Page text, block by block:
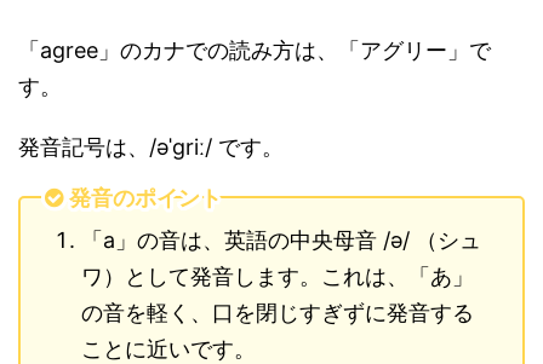
「agree」のカナでの読み方は、「アグリー」で
す。
発音記号は、/əˈɡriː/ です。
発音のポイント
「a」の音は、英語の中央母音 /ə/ （シュ
ワ）として発音します。これは、「あ」
の音を軽く、口を閉じすぎずに発音する
ことに近いです。